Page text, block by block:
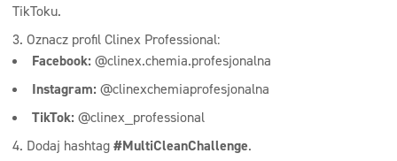
TikToku.
Oznacz profil Clinex Professional:
Facebook: @clinex.chemia.profesjonalna
Instagram: @clinexchemiaprofesjonalna
TikTok: @clinex_professional
Dodaj hashtag#MultiCleanChallenge.